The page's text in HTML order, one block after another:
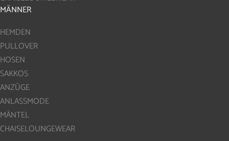
MÄNNER
HEMDEN
PULLOVER
HOSEN
SAKKOS
ANZÜGE
ANLASSMODE
MÄNTEL
CHAISELOUNGEWEAR